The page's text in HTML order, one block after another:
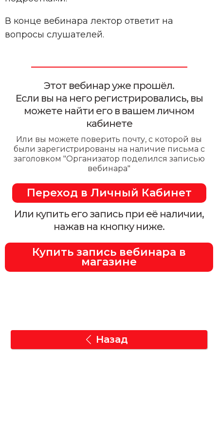
В конце вебинара лектор ответит на
вопросы слушателей.
Этот вебинар уже прошёл.
Если вы на него регистрировались, вы
можете найти его в вашем личном
кабинете
Или вы можете поверить почту, с которой вы
были зарегистрированы на наличие письма с
заголовком "Организатор поделился записью
вебинара"
Переход в Личный Кабинет
Или купить его запись при её наличии,
нажав на кнопку ниже.
Купить запись вебинара в
магазине
Назад